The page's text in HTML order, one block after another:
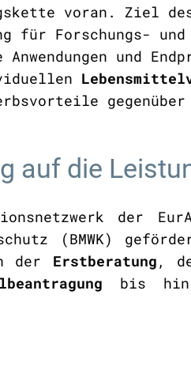
voran. Ziel
für Forschungs-
und
auf die
der
(BMWK)
der Erstberatung,
bis